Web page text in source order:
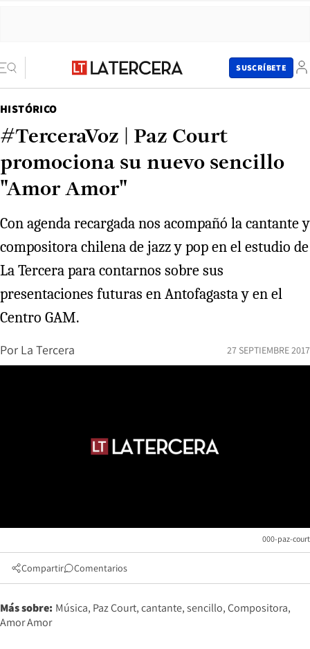
SUSCRÍBETE
HISTÓRICO
#TerceraVoz | Paz Court
promociona su nuevo sencillo
"Amor Amor"
Con agenda recargada nos acompañó la cantante y
compositora chilena de jazz y pop en el estudio de
La Tercera para contarnos sobre sus
presentaciones futuras en Antofagasta y en el
Centro GAM.
Por La Tercera 27 SEPTIEMBRE 2017
000-paz-court
Compartir Comentarios
Más sobre: Música Paz Court cantante sencillo Compositora
Amor Amor